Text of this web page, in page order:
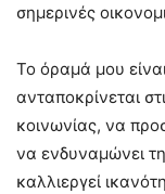
σημερινές
Το όραμά μου
ανταποκρίνεται
κοινωνίας, να
να ενδυναμώνει
καλλιεργεί